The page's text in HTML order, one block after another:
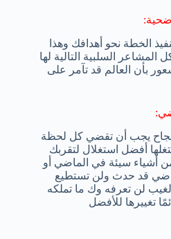
الخطة نحو أهدافك وهذا
المشاعر السلبية التالية لها
بأن العالم قد تآمر على
يجب أن تقضي كل لحظة
أفضل استغلال لتقربك
أشياء سيئة في الماضي أو
قد حدث ولن تستطيع
لن تعرفه وك ما تملكه
تغييرها للأفضل